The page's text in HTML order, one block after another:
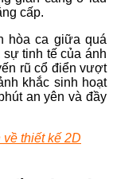
cấp.
hòa ca giữa quá
tinh tế của ánh
rũ cổ điển vượt
khắc sinh hoạt
an yên và đầy
thiết kế 2D